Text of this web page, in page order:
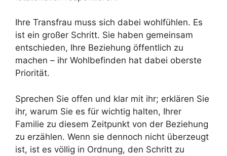
Ihre Transfrau muss sich dabei wohlfühlen. Es
ist ein großer Schritt. Sie haben gemeinsam
entschieden, Ihre Beziehung öffentlich zu
machen – ihr Wohlbefinden hat dabei oberste
Priorität.
Sprechen Sie offen und klar mit ihr; erklären Sie
ihr, warum Sie es für wichtig halten, Ihrer
Familie zu diesem Zeitpunkt von der Beziehung
zu erzählen. Wenn sie dennoch nicht überzeugt
ist, ist es völlig in Ordnung, den Schritt zu